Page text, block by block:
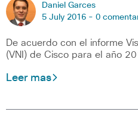
Daniel Garces
5 July 2016 - 0
De acuerdo con el informe
(VNI) de Cisco para el año
Leer mas